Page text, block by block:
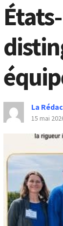
La
15 mai